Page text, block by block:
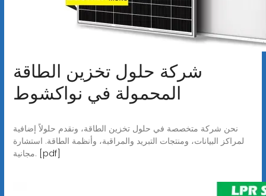
شركة حلول تخزين الطاقة
المحمولة في نواكشوط
نحن شركة متخصصة في حلول تخزين الطاقة، ونقدم حلولاً إضافية
لمراكز البيانات، ومنتجات التبريد والمراقبة، وأنظمة الطاقة. استشارة
مجانية. [pdf]